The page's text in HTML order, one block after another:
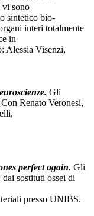
vi sono
sintetico bio-
interi totalmente
in
Alessia Visenzi,
Gli
Renato Veronesi,
perfect again. Gli
sostituti ossei di
presso UNIBS.